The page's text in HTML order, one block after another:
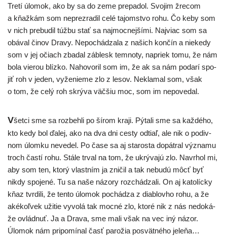
Tretí úlo­mok, ako by sa do zeme pre­pa­dol. Svojim žre­com
a kňaž­kám som neprez­ra­dil celé tajom­stvo rohu. Čo keby som
v nich pre­bu­dil túž­bu stať sa naj­moc­nej­ší­mi. Najviac som sa
obá­val činov Dravy. Nepochádzala z našich kon­čín a nie­ke­dy
som v jej očiach zba­dal záblesk tem­no­ty, napriek tomu, že nám
bola vie­rou blíz­ko. Nahovoril som im, že ak sa nám poda­rí spo­
jiť roh v jeden, vyže­nie­me zlo z lesov. Neklamal som, však
o tom, že celý roh skrý­va väč­šiu moc, som im nepovedal.
Všet­ci sme sa roz­beh­li po šírom kra­ji. Pýtali sme sa kaž­dé­ho,
kto kedy bol ďalej, ako na dva dni ces­ty odtiaľ, ale nik o podiv­
nom úlom­ku neve­del. Po čase sa aj sta­ros­ta dopát­ral význa­mu
troch čas­tí rohu. Stále trval na tom, že ukrý­va­jú zlo. Navrhol mi,
aby som ten, kto­rý vlast­ním ja zni­čil a tak nebu­dú môcť byť
nikdy spo­je­né. Tu sa naše názo­ry roz­chá­dza­li. On aj kato­líc­ky
kňaz tvr­di­li, že ten­to úlo­mok pochá­dza z diab­lov­ho rohu, a že
aké­koľ­vek uži­tie vyvo­lá tak moc­né zlo, kto­ré nik z nás nedo­ká­
že ovlád­nuť. Ja a Drava, sme mali však na vec iný názor.
Úlomok nám pri­po­mí­nal časť paro­žia posvät­né­ho jeleňa…